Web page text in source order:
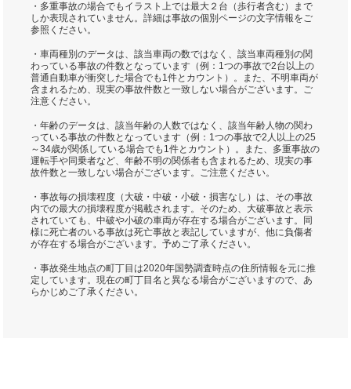
・多重事故の場合でもイラスト上では最大２台（歩行者含む）まで
しか表現されていません。詳細は事故の個別ページの文字情報をご
参照ください。
・車両種別のデータは、該当車両の数ではなく、該当車両種別の関
わっている事故の件数となっています（例：1つの事故で2台以上の
普通自動車が衝突した場合でも1件とカウント）。また、不明車両が
含まれるため、現実の事故件数と一致しない場合がございます。ご
注意ください。
・年齢のデータは、該当年齢の人数ではなく、該当年齢人物の関わ
っている事故の件数となっています（例：1つの事故で2人以上の25
～34歳が関係している場合でも1件とカウント）。また、多重事故の
運転手や同乗者など、年齢不明の関係者も含まれるため、現実の事
故件数と一致しない場合がございます。ご注意ください。
・事故毎の損壊程度（大破・中破・小破・損害なし）は、その事故
内での最大の損壊程度が掲載されます。そのため、大破事故と表示
されていても、中破や小破の車両が存在する場合がございます。同
様に死亡者のいる事故は死亡事故と表記していますが、他に負傷者
が存在する場合がございます。予めご了承ください。
・事故発生地点の町丁目は2020年国勢調査時点の住所情報を元に推
定しています。現在の町丁目名と異なる場合がございますので、あ
らかじめご了承ください。